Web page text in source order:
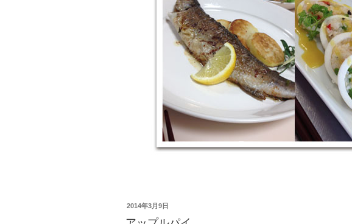
投
稿
2014年3月9日